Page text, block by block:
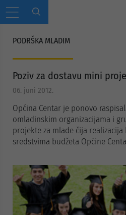
PODRŠKA MLADIM
Poziv za dostavu mini
06. juni 2012.
Općina Centar je ponovo
omladinskim organizacijama i
projekte za mlade čija
sredstvima budžeta Općine